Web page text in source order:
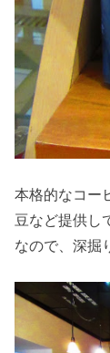
本格的なコー
豆など提供し
なので、深掘